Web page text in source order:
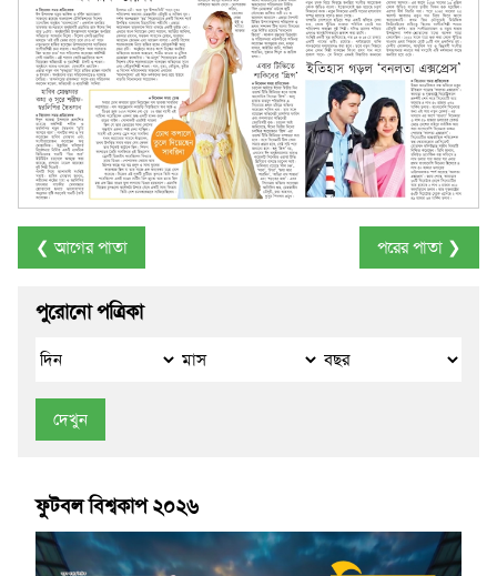
❮ আগের পাতা পরের পাতা ❯
পুরোনো পত্রিকা
দেখুন
ফুটবল বিশ্বকাপ ২০২৬